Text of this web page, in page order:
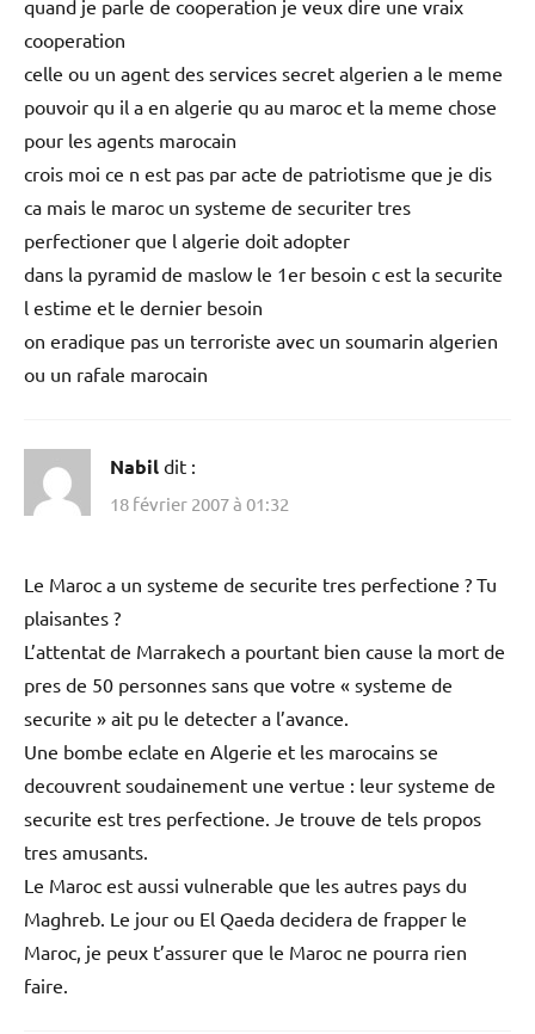
quand je parle de cooperation je veux dire une vraix
cooperation
celle ou un agent des services secret algerien a le meme
pouvoir qu il a en algerie qu au maroc et la meme chose
pour les agents marocain
crois moi ce n est pas par acte de patriotisme que je dis
ca mais le maroc un systeme de securiter tres
perfectioner que l algerie doit adopter
dans la pyramid de maslow le 1er besoin c est la securite
l estime et le dernier besoin
on eradique pas un terroriste avec un soumarin algerien
ou un rafale marocain
Nabil dit :
18 février 2007 à 01:32
Le Maroc a un systeme de securite tres perfectione ? Tu
plaisantes ?
L’attentat de Marrakech a pourtant bien cause la mort de
pres de 50 personnes sans que votre « systeme de
securite » ait pu le detecter a l’avance.
Une bombe eclate en Algerie et les marocains se
decouvrent soudainement une vertue : leur systeme de
securite est tres perfectione. Je trouve de tels propos
tres amusants.
Le Maroc est aussi vulnerable que les autres pays du
Maghreb. Le jour ou El Qaeda decidera de frapper le
Maroc, je peux t’assurer que le Maroc ne pourra rien
faire.